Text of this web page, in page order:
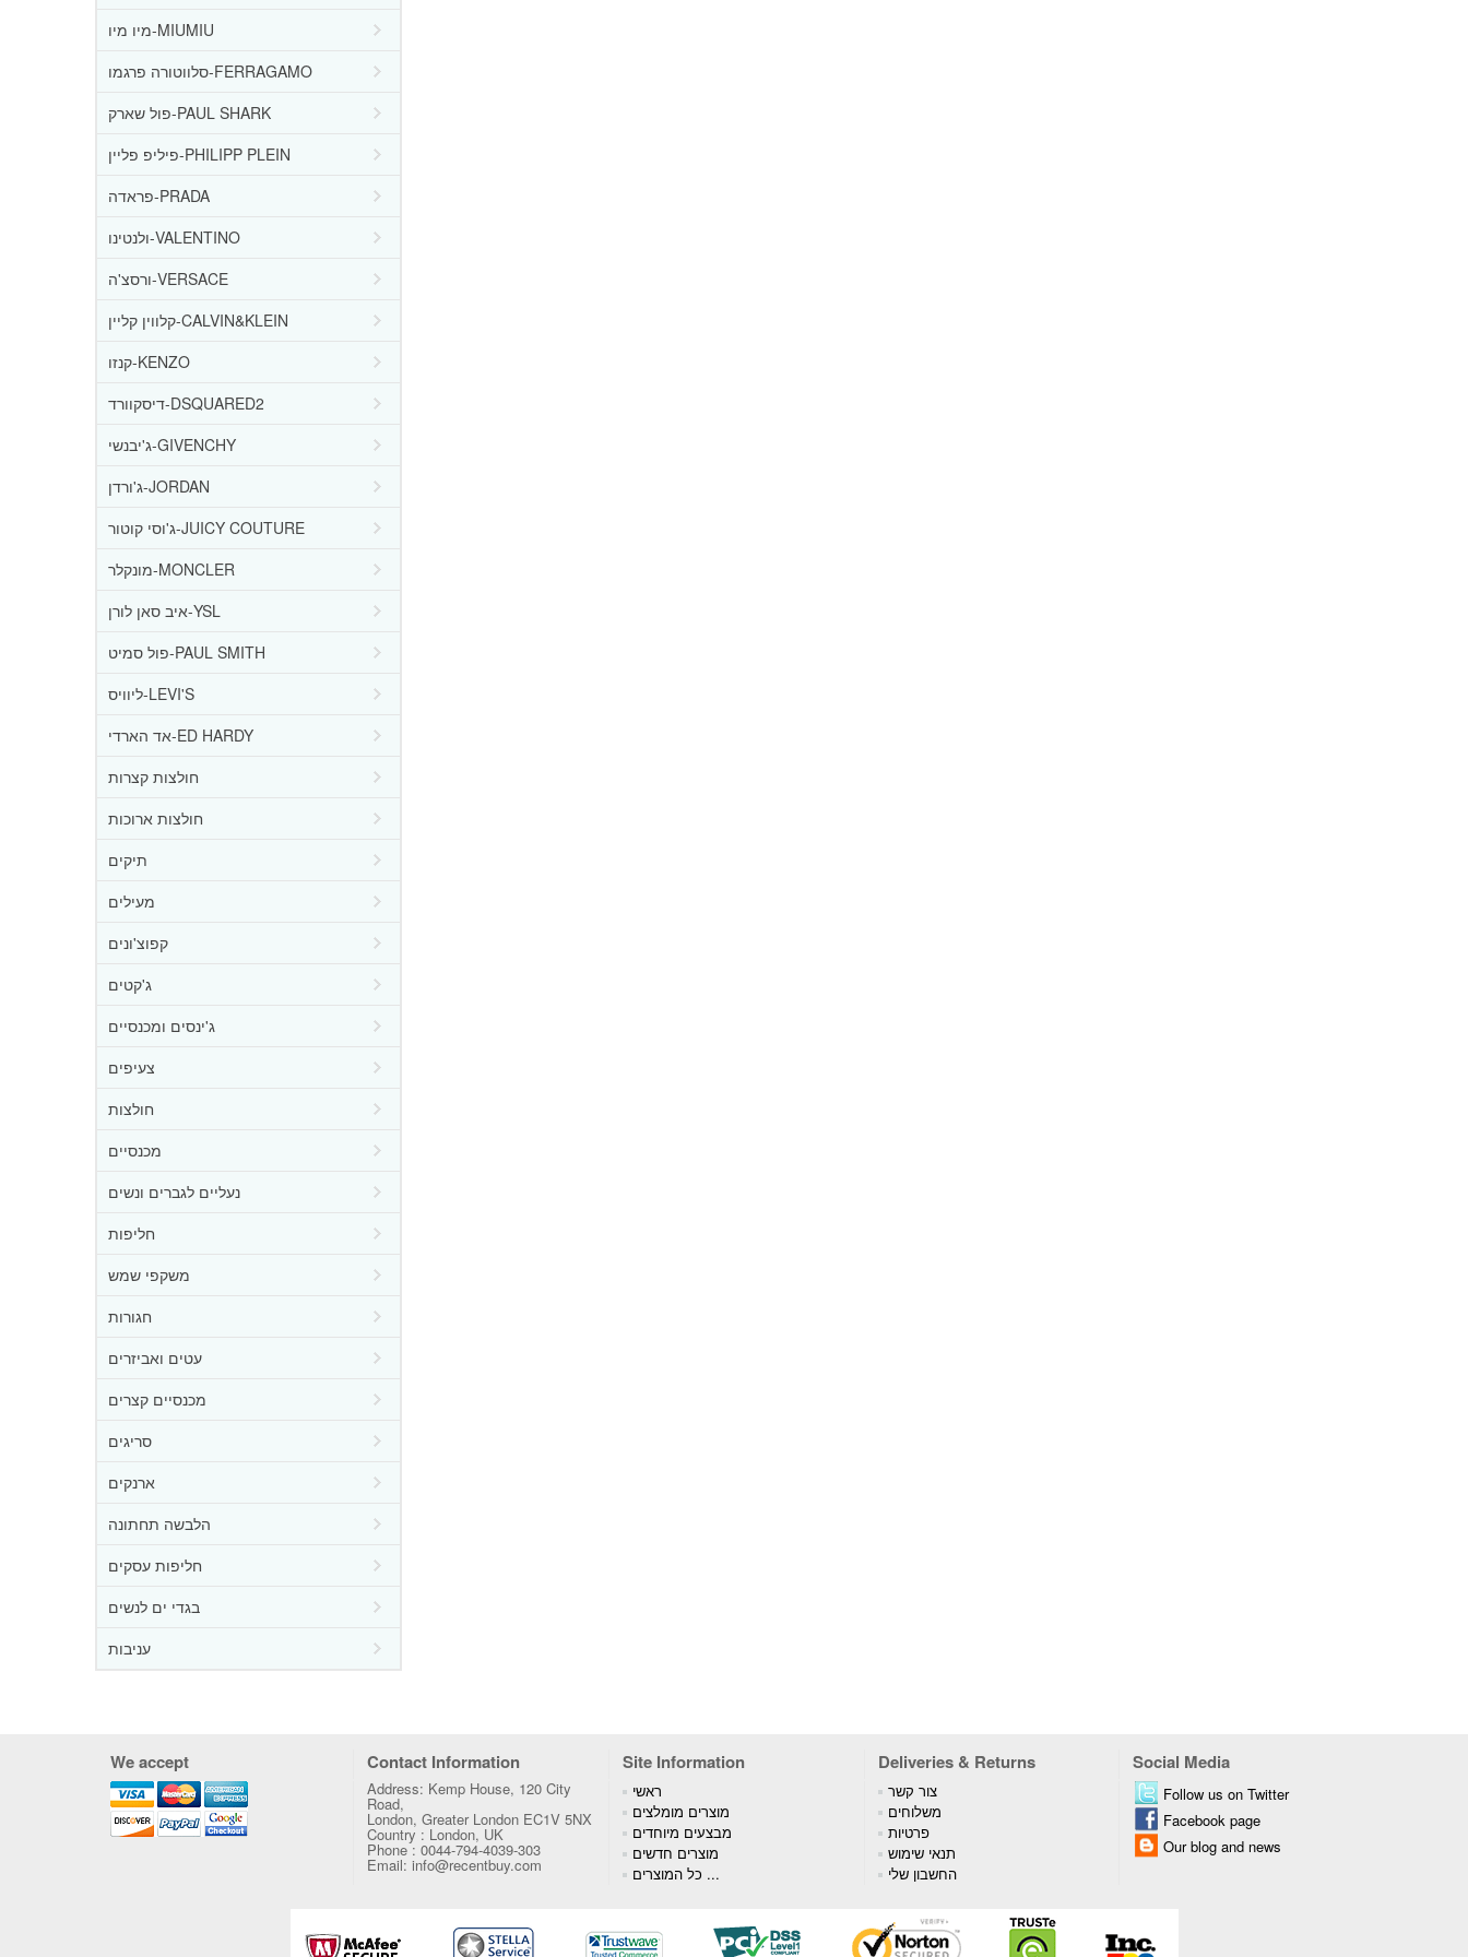
מיו מיו-MIUMIU
סלווטורה פרגמו-FERRAGAMO
פול שארק-PAUL SHARK
פיליפ פליין-PHILIPP PLEIN
פראדה-PRADA
ולנטינו-VALENTINO
ורסצ'ה-VERSACE
קלווין קליין-CALVIN&KLEIN
קנזו-KENZO
דיסקוורד-DSQUARED2
ג'יבנשי-GIVENCHY
ג'ורדן-JORDAN
ג'וסי קוטור-JUICY COUTURE
מונקלר-MONCLER
איב סאן לורן-YSL
פול סמיט-PAUL SMITH
ליוויס-LEVI'S
אד הארדי-ED HARDY
חולצות קצרות
חולצות ארוכות
תיקים
מעילים
קפוצ'ונים
ג'קטים
ג'ינסים ומכנסיים
צעיפים
חולצות
מכנסיים
נעליים לגברים ונשים
חליפות
משקפי שמש
חגורות
עטים ואביזרים
מכנסיים קצרים
סריגים
ארנקים
הלבשה תחתונה
חליפות עסקים
בגדי ים לנשים
עניבות
We accept Contact Information Site Information Deliveries & Returns Social Media
Address: Kemp House, 120 City
Road,
London, Greater London EC1V 5NX
Country : London, UK
Phone : 0044-794-4039-303
Email: info@recentbuy.com
ראשי
מוצרים מומלצים
מבצעים מיוחדים
מוצרים חדשים
כל המוצרים ...
צור קשר
משלוחים
פרטיות
תנאי שימוש
החשבון שלי
Follow us on Twitter
Facebook page
Our blog and news